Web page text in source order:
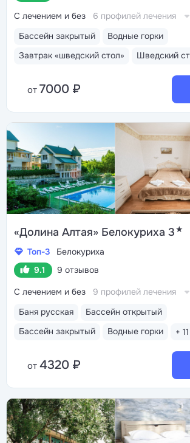
Бассейн закрытый
Водные горки
Завтрак «шведский стол»
Шведский
С лечением и без 6 профилей лечения
от 7000 ₽
«Долина Алтая» Белокуриха 3★
Топ-3
Белокуриха
9.1
9 отзывов
Баня русская
Бассейн открытый
Бассейн закрытый
Водные горки + 11
С лечением и без 9 профилей лечения
от 4320 ₽